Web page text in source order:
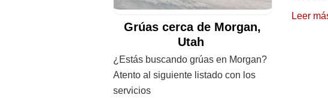
Grúas cerca de Morgan,
Utah
¿Estás buscando grúas en Morgan?
Atento al siguiente listado con los
servicios
Leer